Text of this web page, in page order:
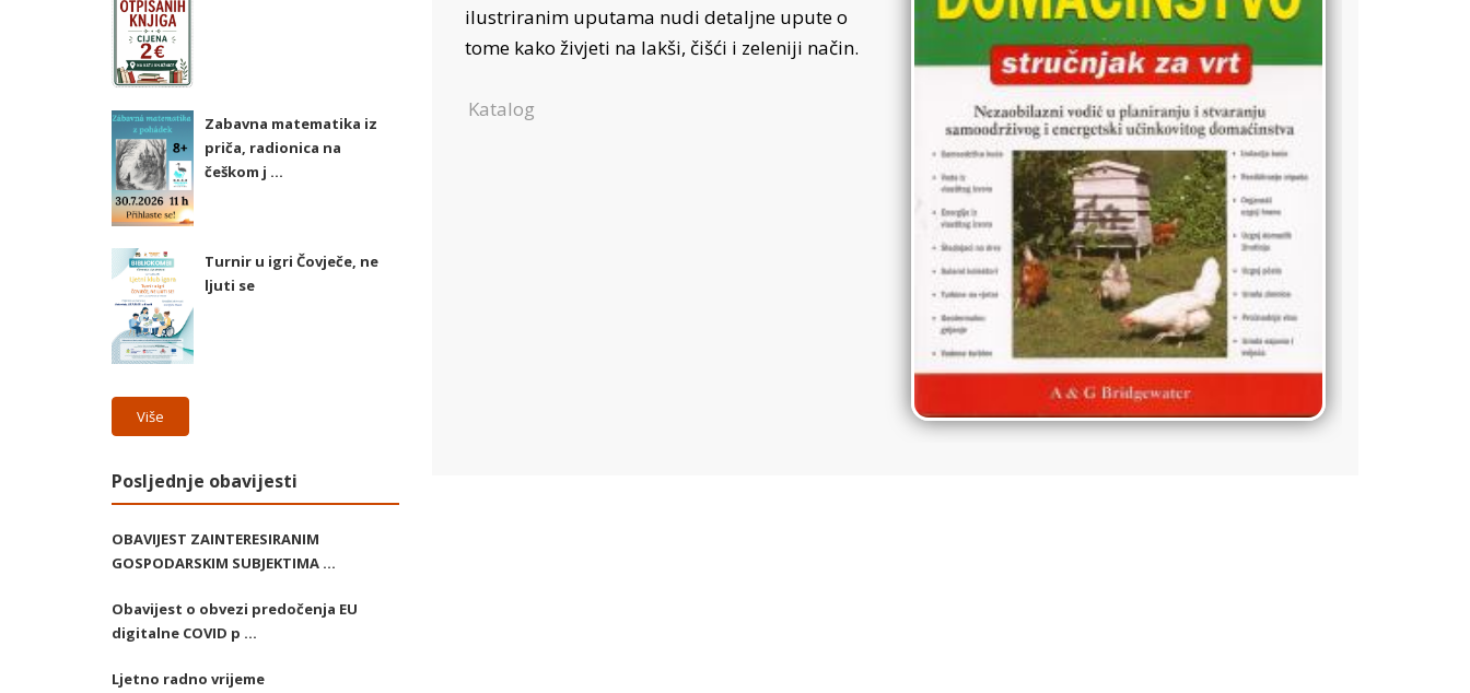
ilustriranim uputama nudi detaljne upute o
tome kako živjeti na lakši, čišći i zeleniji način.
Katalog
Zabavna matematika iz
priča, radionica na
češkom j ...
Turnir u igri Čovječe, ne
ljuti se
Više
Posljednje obavijesti
OBAVIJEST ZAINTERESIRANIM
GOSPODARSKIM SUBJEKTIMA ...
Obavijest o obvezi predočenja EU
digitalne COVID p ...
Ljetno radno vrijeme